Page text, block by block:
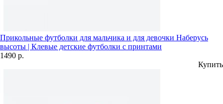
Прикольные футболки для мальчика и для девочки Наберусь
высоты | Клевые детские футболки с принтами
1490 р.
Купить